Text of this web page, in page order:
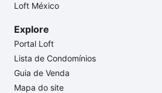
Loft México
Explore
Portal Loft
Lista de Condomínios
Guia de Venda
Mapa do site